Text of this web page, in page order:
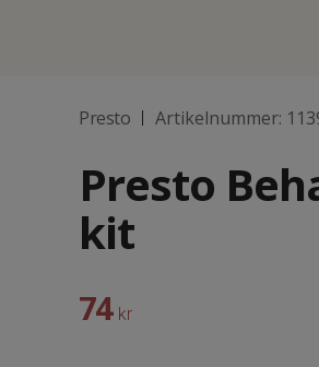
Presto | Artikelnummer:
Presto
kit
74 kr